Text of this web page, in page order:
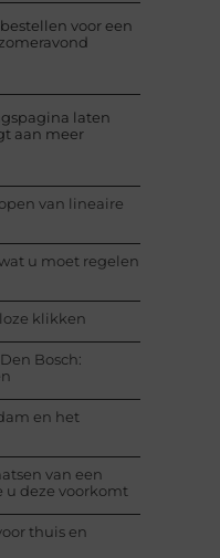
voor een
laten
aan meer
van lineaire
u moet regelen
klikken
Bosch:
en het
van een
u deze voorkomt
thuis en